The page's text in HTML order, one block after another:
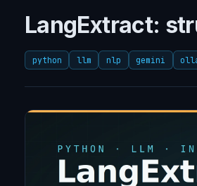
LangExtract:
python llm nlp gemini